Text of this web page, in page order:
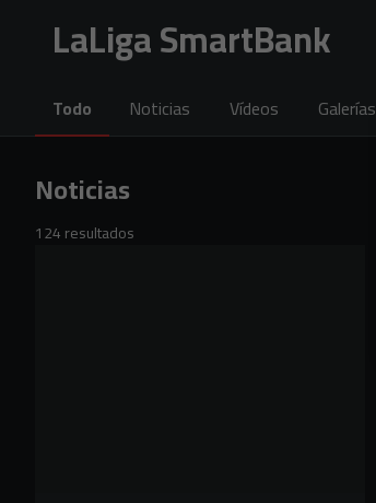
LaLiga SmartBank
Todo Noticias Vídeos Galerías
Noticias
124 resultados